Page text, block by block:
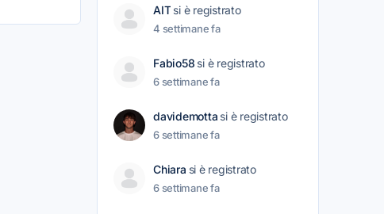
AIT si è registrato
4 settimane fa
Fabio58 si è registrato
6 settimane fa
davidemotta si è registrato
6 settimane fa
Chiara si è registrato
6 settimane fa